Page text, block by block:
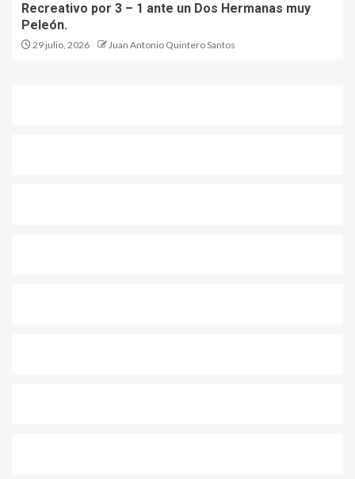
Recreativo por 3 – 1 ante un Dos Hermanas muy
Peleón.
29 julio, 2026 Juan Antonio Quintero Santos